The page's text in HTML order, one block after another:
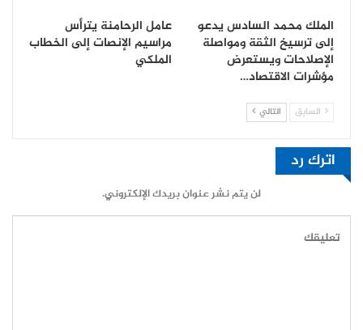
الملك محمد السادس يدعو
إلى ترسيخ الثقة ومواصلة
الإصلاحات ويستعرض
مؤشرات الاقتصاد…
عامل الرحامنة يترأس
مراسيم الإنصات إلى الخطاب
الملكي
السابق التالي
اترك رد
لن يتم نشر عنوان بريدك الإلكتروني.